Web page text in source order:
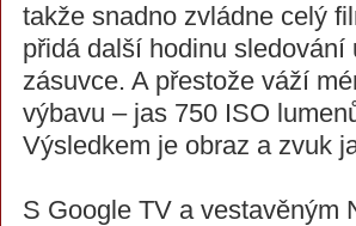
takže snadno zvládne celý
přidá další hodinu
zásuvce. A přestože váží
výbavu – jas 750 ISO
Výsledkem je obraz a zvuk
S Google TV a vestavěným